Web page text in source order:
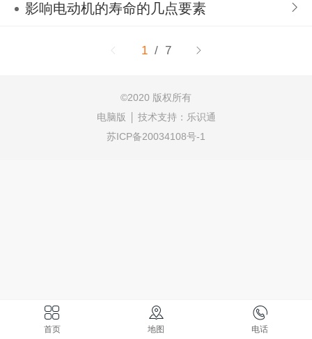
影响电动机的寿命的几点要素
1 / 7
©2020 版权所有
电脑版
技术支持： 乐识通
苏ICP备20034108号-1
首页 地图 电话